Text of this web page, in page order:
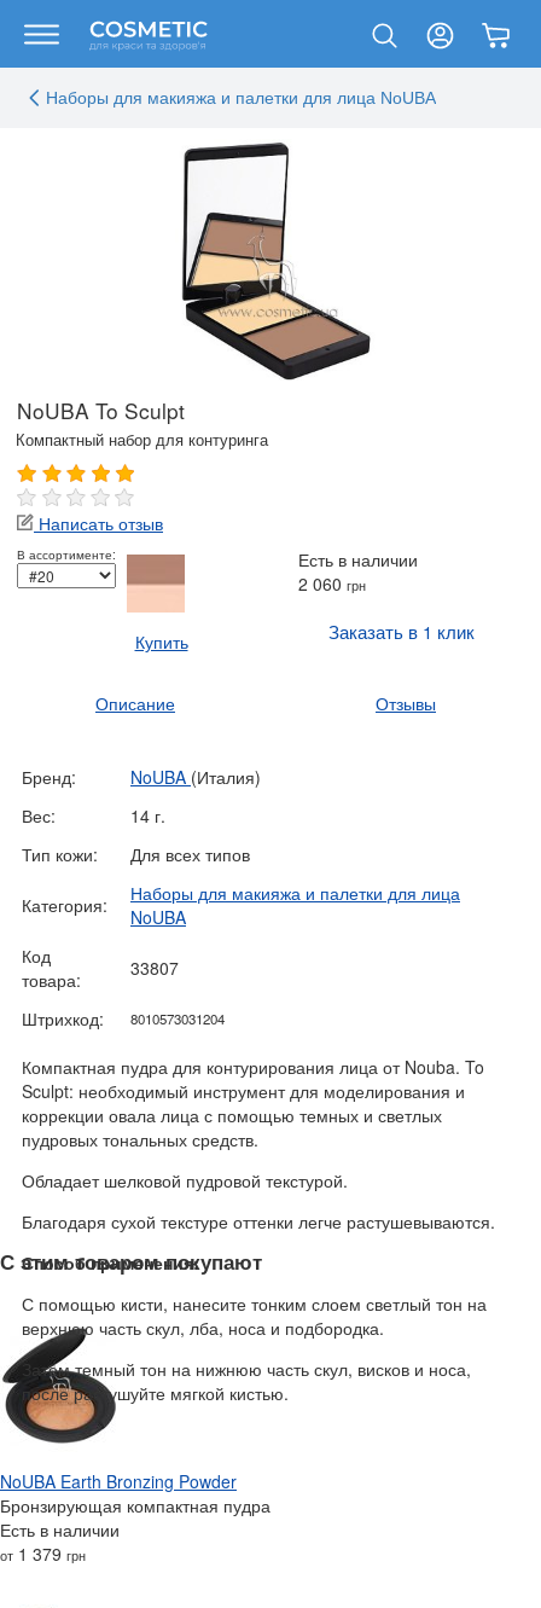
Наборы для макияжа и палетки для лица NoUBA
NoUBA To Sculpt
Компактный набор для контуринга
Написать отзыв
В ассортименте:
Есть в наличии
2 060 грн
Купить Заказать в 1 клик
Описание Отзывы
Бренд: NoUBA (Италия)
Вес:
14 г.
Тип кожи:
Для всех типов
Категория:
Наборы для макияжа и палетки для лица
NoUBA
Код
товара:
33807
Штрихкод: 8010573031204
Компактная пудра для контурирования лица от Nouba. To
Sculpt: необходимый инструмент для моделирования и
коррекции овала лица с помощью темных и светлых
пудровых тональных средств.
Обладает шелковой пудровой текстурой.
Благодаря сухой текстуре оттенки легче растушевываются.
Способ применения:
С помощью кисти, нанесите тонким слоем светлый тон на
верхнюю часть скул, лба, носа и подбородка.
Затем темный тон на нижнюю часть скул, висков и носа,
после растушуйте мягкой кистью.
С этим товаром покупают
NoUBA Earth Bronzing Powder
Бронзирующая компактная пудра
Есть в наличии
от 1 379 грн